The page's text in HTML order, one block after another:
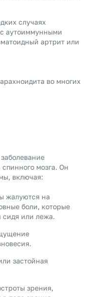
случаях
аутоиммунными
артрит или
во многих
мозга. Он
включая:
жалуются на
боли, которые
сидя или лежа.
застойная
зрения,